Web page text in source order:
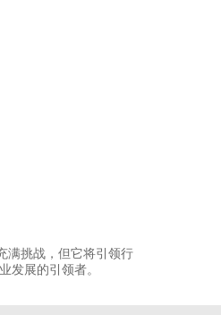
满挑战，但它将引领行
发展的引领者。